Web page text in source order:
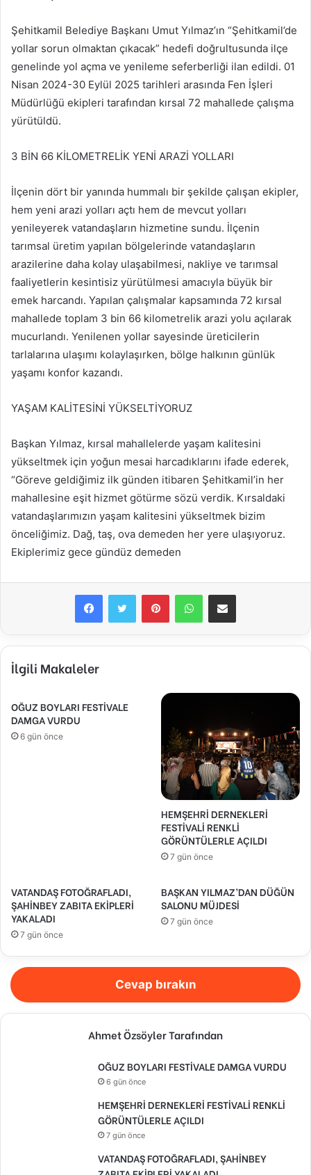
Şehitkamil Belediye Başkanı Umut Yılmaz’ın “Şehitkamil’de
yollar sorun olmaktan çıkacak” hedefi doğrultusunda ilçe
genelinde yol açma ve yenileme seferberliği ilan edildi. 01
Nisan 2024-30 Eylül 2025 tarihleri arasında Fen İşleri
Müdürlüğü ekipleri tarafından kırsal 72 mahallede çalışma
yürütüldü.
3 BİN 66 KİLOMETRELİK YENİ ARAZİ YOLLARI
İlçenin dört bir yanında hummalı bir şekilde çalışan ekipler,
hem yeni arazi yolları açtı hem de mevcut yolları
yenileyerek vatandaşların hizmetine sundu. İlçenin
tarımsal üretim yapılan bölgelerinde vatandaşların
arazilerine daha kolay ulaşabilmesi, nakliye ve tarımsal
faaliyetlerin kesintisiz yürütülmesi amacıyla büyük bir
emek harcandı. Yapılan çalışmalar kapsamında 72 kırsal
mahallede toplam 3 bin 66 kilometrelik arazi yolu açılarak
mucurlandı. Yenilenen yollar sayesinde üreticilerin
tarlalarına ulaşımı kolaylaşırken, bölge halkının günlük
yaşamı konfor kazandı.
YAŞAM KALİTESİNİ YÜKSELTİYORUZ
Başkan Yılmaz, kırsal mahallelerde yaşam kalitesini
yükseltmek için yoğun mesai harcadıklarını ifade ederek,
“Göreve geldiğimiz ilk günden itibaren Şehitkamil’in her
mahallesine eşit hizmet götürme sözü verdik. Kırsaldaki
vatandaşlarımızın yaşam kalitesini yükseltmek bizim
önceliğimiz. Dağ, taş, ova demeden her yere ulaşıyoruz.
Ekiplerimiz gece gündüz demeden
FacebookTwitter PinterestWhatsAppE-Posta ile paylaş
İlgili Makaleler
OĞUZ BOYLARI FESTİVALE
DAMGA VURDU
6 gün önce
HEMŞEHRİ DERNEKLERİ
FESTİVALİ RENKLİ
GÖRÜNTÜLERLE AÇILDI
7 gün önce
VATANDAŞ FOTOĞRAFLADI,
ŞAHİNBEY ZABITA EKİPLERİ
YAKALADI
7 gün önce
BAŞKAN YILMAZ’DAN DÜĞÜN
SALONU MÜJDESİ
7 gün önce
Cevap bırakın
Ahmet Özsöyler Tarafından
OĞUZ BOYLARI FESTİVALE DAMGA VURDU
6 gün önce
HEMŞEHRİ DERNEKLERİ FESTİVALİ RENKLİ
GÖRÜNTÜLERLE AÇILDI
7 gün önce
VATANDAŞ FOTOĞRAFLADI, ŞAHİNBEY